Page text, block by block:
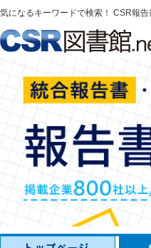
気になるキーワードで検索！ CSR報